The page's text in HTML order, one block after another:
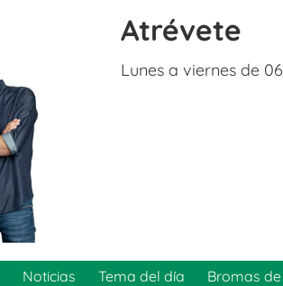
Atrévete
Lunes a viernes de
Noticias Tema del día Bromas